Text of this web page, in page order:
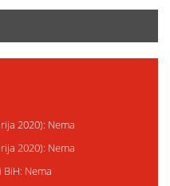
2020): Nema
2020): Nema
Nema